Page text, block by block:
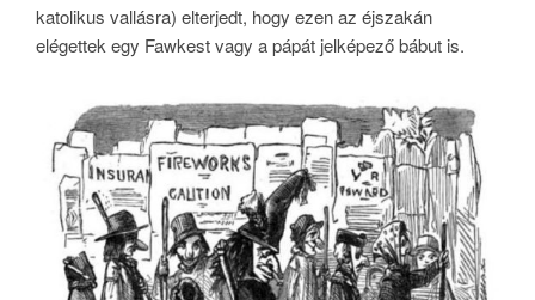
katolikus vallásra) elterjedt, hogy ezen az éjszakán
elégettek egy Fawkest vagy a pápát jelképező bábut is.